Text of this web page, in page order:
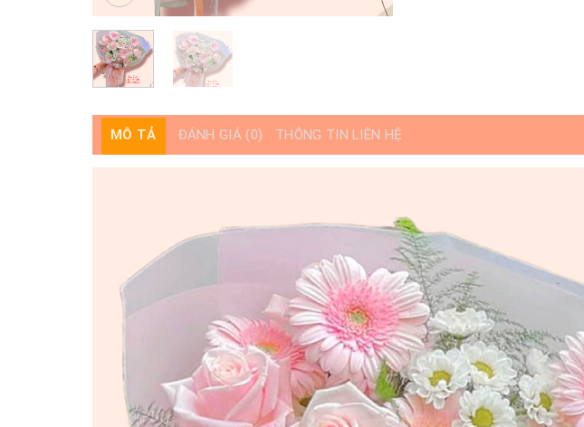
MÔ TẢ ĐÁNH GIÁ (0) THÔNG TIN LIÊN HỆ